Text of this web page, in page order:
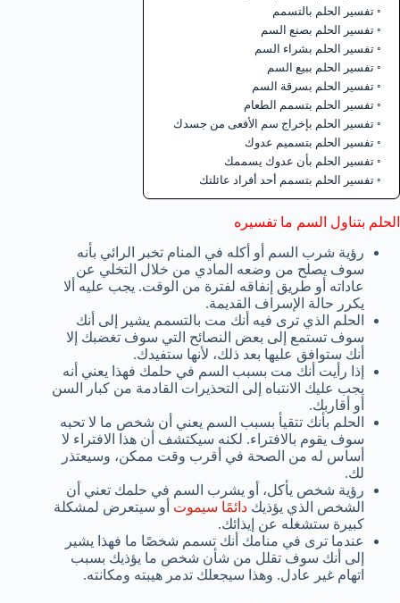
تفسير الحلم بالتسمم
تفسير الحلم بصنع السم
تفسير الحلم بشراء السم
تفسير الحلم ببيع السم
تفسير الحلم بسرقة السم
تفسير الحلم بتسمم الطعام
تفسير الحلم بإخراج سم الأفعى من جسدك
تفسير الحلم بتسميم عدوك
تفسير الحلم بأن عدوك يسممك
تفسير الحلم بتسمم أحد أفراد عائلتك
الحلم بتناول السم ما تفسيره
رؤية شرب السم أو أكله في المنام تخبر الرائي بأنه
سوف يصلح من وضعه المادي من خلال التخلي عن
عاداته أو طريق إنفاقه لفترة من الوقت. يجب عليه ألا
يكرر حالة الإسراف القديمة.
الحلم الذي ترى فيه أنك مت بالتسمم يشير إلى أنك
سوف تستمع إلى بعض النصائح التي سوف تغضبك إلا
أنك ستوافق عليها بعد ذلك، لأنها ستفيدك.
إذا رأيت أنك مت بسبب السم في حلمك فهذا يعني أنه
يجب عليك الانتباه إلى التحذيرات القادمة من كبار السن
أو أقاربك.
الحلم بأنك تتقيأ بسبب السم يعني أن شخص ما لا تحبه
سوف يقوم بالافتراء. لكنه سيكتشف أن هذا الافتراء لا
أساس له من الصحة في أقرب وقت ممكن، وسيعتذر
لك.
رؤية شخص يأكل، أو يشرب السم في حلمك تعني أن
الشخص الذي يؤذيك دائمًا سيموت أو سيتعرض لمشكلة
كبيرة ستشغله عن إيذائك.
عندما ترى في منامك أنك تسمم شخصًا ما فهذا يشير
إلى أنك سوف تقلل من شأن شخص ما يؤذيك بسبب
اتهام غير عادل. وهذا سيجعلك تدمر هيبته ومكانته.